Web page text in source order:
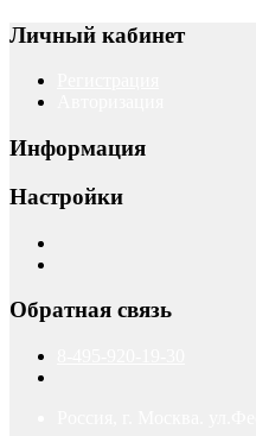
Личный кабинет
Информация
Настройки
Обратная связь